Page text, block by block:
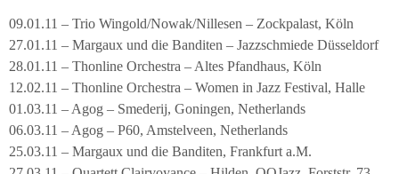
09.01.11 – Trio Wingold/Nowak/Nillesen – Zockpalast, Köln
27.01.11 – Margaux und die Banditen – Jazzschmiede Düsseldorf
28.01.11 – Thonline Orchestra – Altes Pfandhaus, Köln
12.02.11 – Thonline Orchestra – Women in Jazz Festival, Halle
01.03.11 – Agog – Smederij, Goningen, Netherlands
06.03.11 – Agog – P60, Amstelveen, Netherlands
25.03.11 – Margaux und die Banditen, Frankfurt a.M.